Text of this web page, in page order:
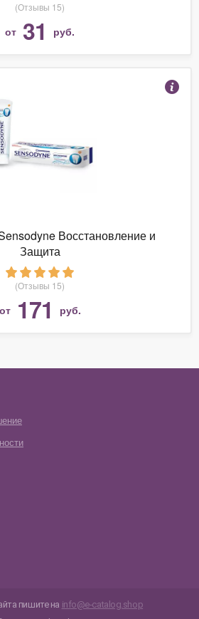
(Отзывы 15)
от 31 руб.
Восстановление и
Защита
(Отзывы 15)
от 171 руб.
пишите на info@e-catalog.shop